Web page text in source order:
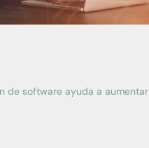
de software ayuda a aumentar